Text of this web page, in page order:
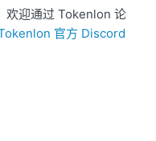
欢迎通过 Tokenlon 论
官方 Discord